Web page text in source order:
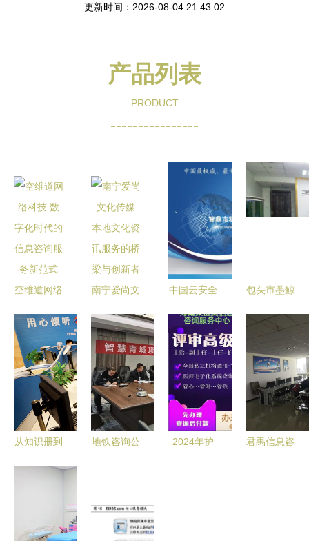
更新时间：2026-08-04 21:43:02
产品列表
PRODUCT
----------------
空维道网络
化时代的信
息咨询服务
新范式
南宁爱尚文
地文化资讯
服务的桥梁
与创新者
中国云安全
场竞争格局
调研及投资
可行性咨询
报告——市
场、产品与
价值解析
包头市墨鲸
务 专业信
息解决方案
的领航者
从知识册到
代化信息咨
地铁咨询公
成功交付，
树立行业新
2024年护
君禹信息咨